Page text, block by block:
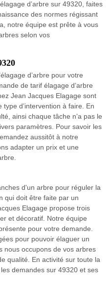
d’arbre sur 49320, faites
des normes régissant
notre équipe est prête à vous
selon vos
d’arbre pour votre
de tarif élagage d’arbre
Jean Jacques Elagage sont
d’intervention à faire. En
ainsi chaque tâche n’a pas le
paramètres. Pour savoir les
aussitôt à notre
adapter un prix et une
d'un arbre pour réguler la
qui doit être faite par un
Elagage propose trois
et décoratif. Notre équipe
pour votre demande.
pour pouvoir élaguer un
nous occupons de vos arbres
qualité. En activité sur toute la
demandes sur 49320 et ses